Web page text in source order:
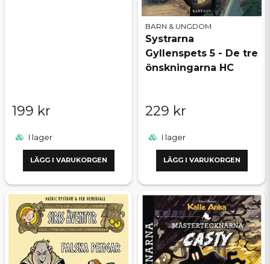
199 kr
I lager
LÄGG I VARUKORGEN
BARN & UNGDOM
Systrarna
Gyllenspets 5 - De tre
önskningarna HC
229 kr
I lager
LÄGG I VARUKORGEN